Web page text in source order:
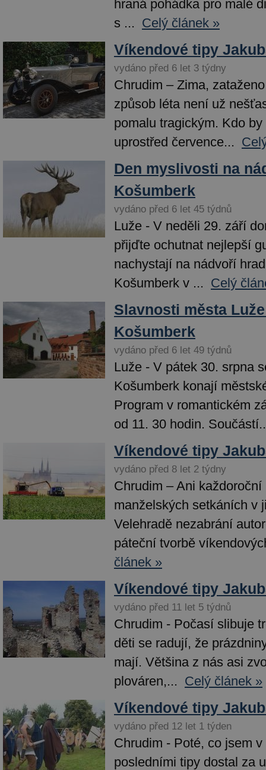
hraná pohádka pro malé
s ... Celý článek »
Víkendové tipy
vydáno před 6 let 3 týdny
Chrudim – Zima,
způsob léta není už
pomalu tragickým. Kdo
uprostřed července...
Den myslivosti na
Košumberk
vydáno před 6 let 45 týdnů
Luže - V neděli 29. září
přijďte ochutnat nejlepší
nachystají na nádvoří
Košumberk v ... Celý
Slavnosti města
Košumberk
vydáno před 6 let 49 týdnů
Luže - V pátek 30. srpna
Košumberk konají
Program v romantickém
od 11. 30 hodin.
Víkendové tipy
vydáno před 8 let 2 týdny
Chrudim – Ani každoroční
manželských setkáních v
Velehradě nezabrání
páteční tvorbě
článek »
Víkendové tipy
vydáno před 11 let 5 týdnů
Chrudim - Počasí slibuje
děti se radují, že
mají. Většina z nás asi
plováren,... Celý článek »
Víkendové tipy
vydáno před 12 let 1 týden
Chrudim - Poté, co jsem
posledními tipy dostal za